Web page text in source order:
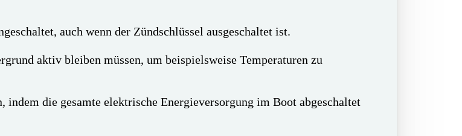
auch wenn der Zündschlüssel ausgeschaltet ist.
aktiv bleiben müssen, um beispielsweise Temperaturen zu
die gesamte elektrische Energieversorgung im Boot abgeschaltet